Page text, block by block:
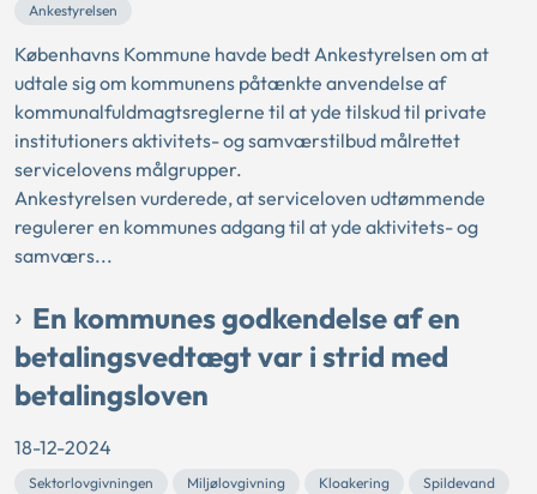
Ankestyrelsen
Københavns Kommune havde bedt Ankestyrelsen om at
udtale sig om kommunens påtænkte anvendelse af
kommunalfuldmagtsreglerne til at yde tilskud til private
institutioners aktivitets- og samværstilbud målrettet
servicelovens målgrupper.
Ankestyrelsen vurderede, at serviceloven udtømmende
regulerer en kommunes adgang til at yde aktivitets- og
samværs...
En kommunes godkendelse af en
betalingsvedtægt var i strid med
betalingsloven
18-12-2024
Sektorlovgivningen Miljølovgivning Kloakering
Spildevand